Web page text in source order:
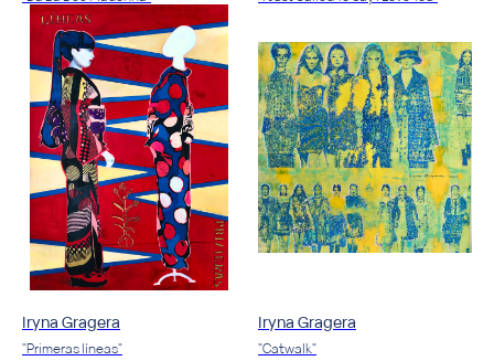
Iryna Gragera
"Primeras líneas"
Iryna Gragera
"Catwalk"